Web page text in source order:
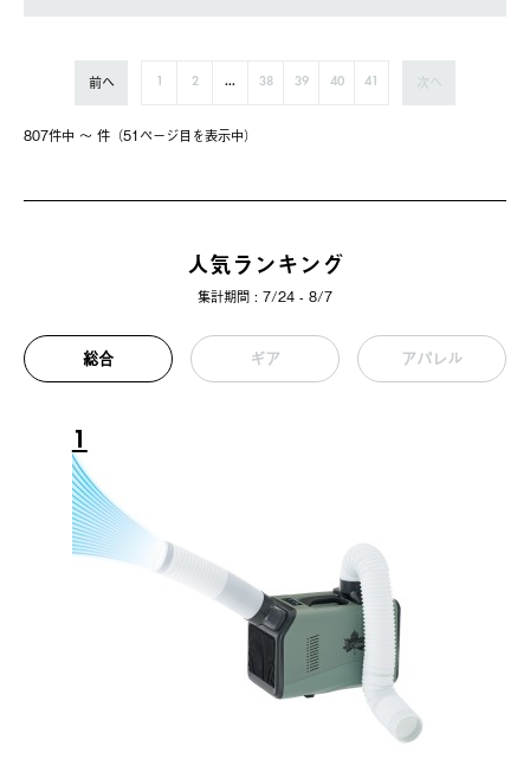
807件中 〜 件（51ページ⽬を表⽰中）
前へ 1 2 ... 38 39 40 41 次へ
人気ランキング
集計期間 : 7/24 - 8/7
総合 ギア アパレル
1